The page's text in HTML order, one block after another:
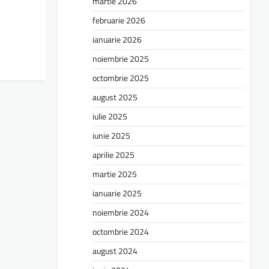
februarie 2026
ianuarie 2026
noiembrie 2025
octombrie 2025
august 2025
iulie 2025
iunie 2025
aprilie 2025
martie 2025
ianuarie 2025
noiembrie 2024
octombrie 2024
august 2024